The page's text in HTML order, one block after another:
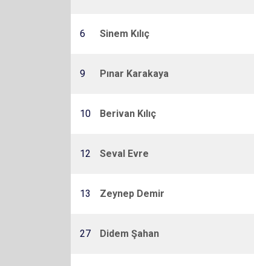
6 Sinem Kılıç
9 Pınar Karakaya
10 Berivan Kılıç
12 Seval Evre
13 Zeynep Demir
27 Didem Şahan